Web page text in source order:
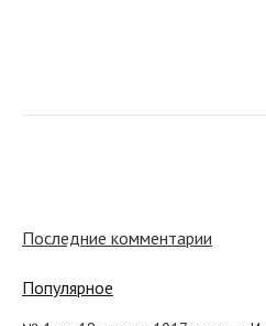
Последние комментарии
Популярное